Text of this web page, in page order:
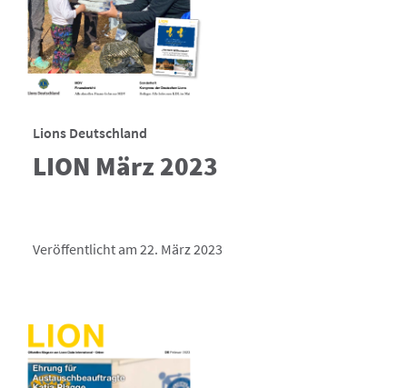
Lions Deutschland
LION März 2023
Veröffentlicht am 22. März 2023